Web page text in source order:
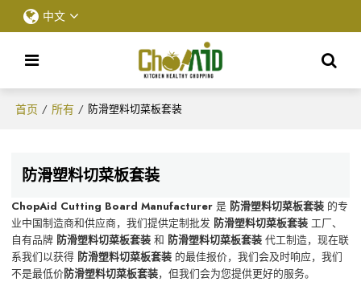
中文
首页 / 所有 / 防滑塑料切菜板套装
防滑塑料切菜板套装
ChopAid Cutting Board Manufacturer 是 防滑塑料切菜板套装 的专
业中国制造商和供应商，我们提供定制批发 防滑塑料切菜板套装 工厂、
自有品牌 防滑塑料切菜板套装 和 防滑塑料切菜板套装 代工制造，现在联
系我们以获得 防滑塑料切菜板套装 的最佳报价，我们会及时响应，我们
不是最低价防滑塑料切菜板套装，但我们会为您提供更好的服务。